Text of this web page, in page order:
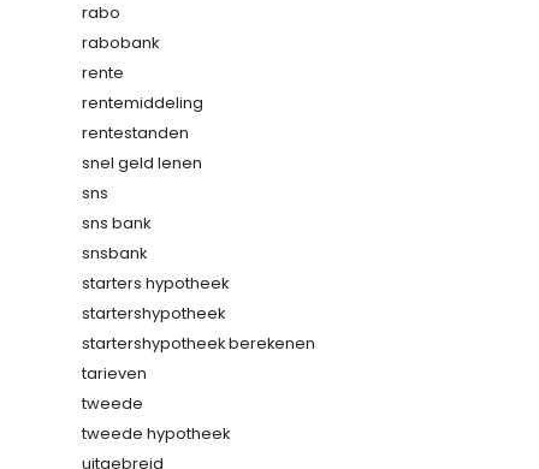
rabo
rabobank
rente
rentemiddeling
rentestanden
snel geld lenen
sns
sns bank
snsbank
starters hypotheek
startershypotheek
startershypotheek berekenen
tarieven
tweede
tweede hypotheek
uitgebreid